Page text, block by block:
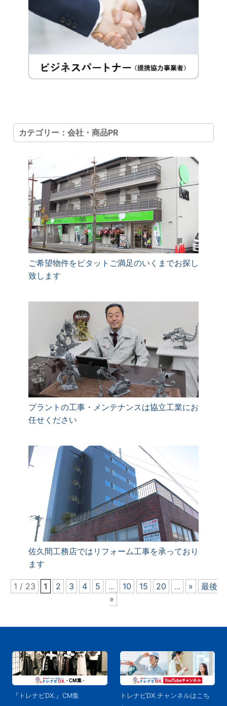
カテゴリー：会社・商品PR
ご希望物件をピタットご満足のいくまでお探し
致します
プラントの工事・メンテナンスは協立工業にお
任せください
佐久間工務店ではリフォーム工事を承っており
ます
1 / 23 1 2 3 4 5 ... 10 15 20 ... »
最後
»
『トレナビDX.』CM集
トレナビDX.チャンネルはこち